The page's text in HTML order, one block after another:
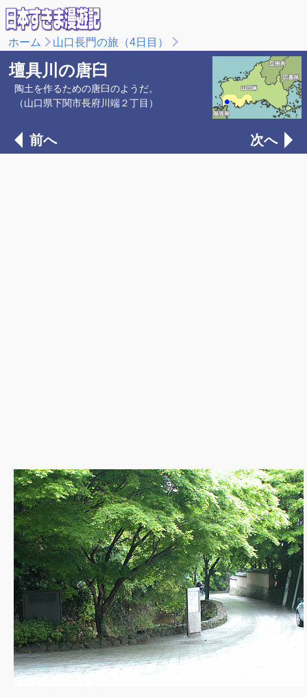
ホーム 山口長門の旅（4日目）
壇具川の唐臼
陶土を作るための唐臼のようだ。
（山口県下関市長府川端２丁目）
前へ 次へ